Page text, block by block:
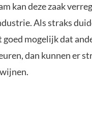
kan deze zaak
Als straks
goed mogelijk dat
dan kunnen er